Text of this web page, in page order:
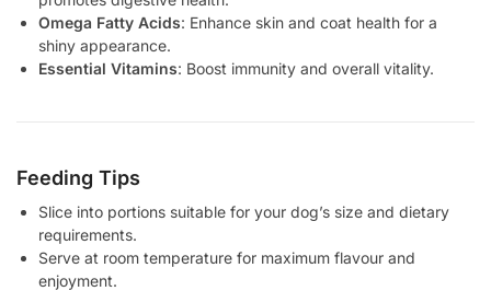
Omega Fatty Acids: Enhance skin and coat health for a
shiny appearance.
Essential Vitamins: Boost immunity and overall vitality.
Feeding Tips
Slice into portions suitable for your dog’s size and dietary
requirements.
Serve at room temperature for maximum flavour and
enjoyment.